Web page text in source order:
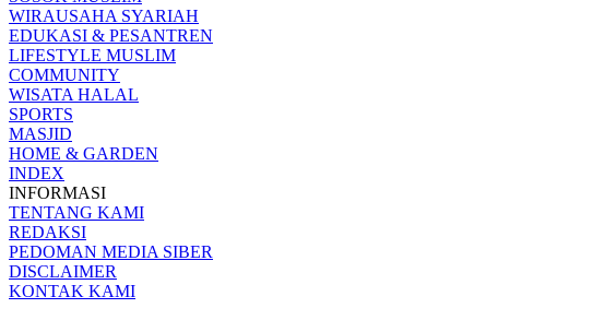
WIRAUSAHA SYARIAH
EDUKASI & PESANTREN
LIFESTYLE MUSLIM
COMMUNITY
WISATA HALAL
SPORTS
MASJID
HOME & GARDEN
INDEX
INFORMASI
TENTANG KAMI
REDAKSI
PEDOMAN MEDIA SIBER
DISCLAIMER
KONTAK KAMI